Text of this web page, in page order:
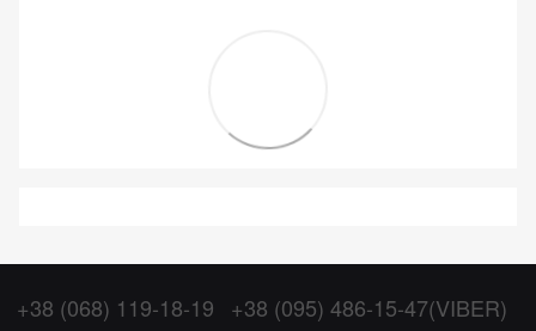
+38 (068) 119-18-19 +38 (095) 486-15-47(VIBER)